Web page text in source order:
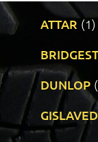
ATTAR (1)
DUNLOP
GISLAVED